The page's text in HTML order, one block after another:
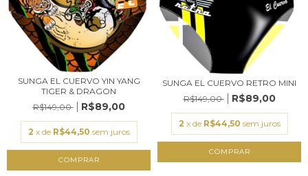
SUNGA EL CUERVO YIN YANG
TIGER & DRAGON
R$149,00
R$89,00
2 x de R$44,50 sem juros
COMPRAR
SUNGA EL CUERVO RETRO MINI
R$149,00
R$89,00
2 x de R$44,50 sem juros
COMPRAR